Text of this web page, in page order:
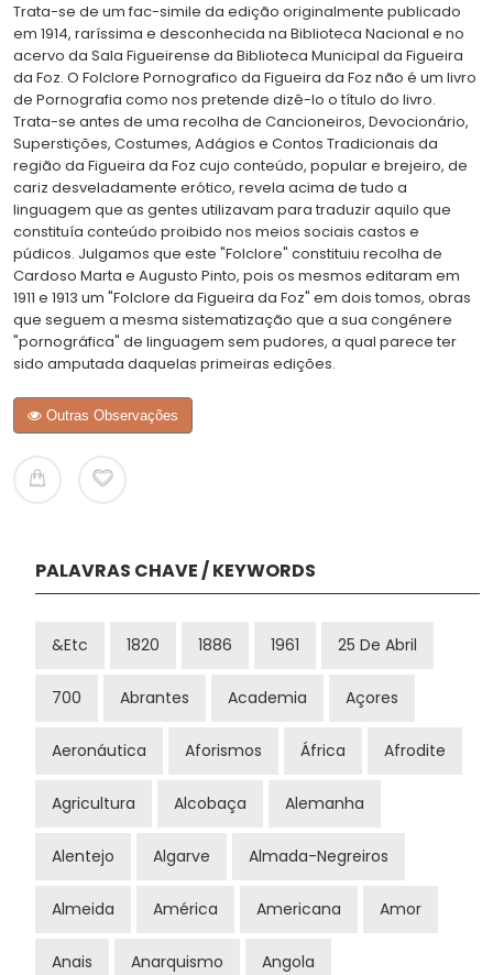
Trata-se de um fac-simile da edição originalmente publicado
em 1914, raríssima e desconhecida na Biblioteca Nacional e no
acervo da Sala Figueirense da Biblioteca Municipal da Figueira
da Foz. O Folclore Pornografico da Figueira da Foz não é um livro
de Pornografia como nos pretende dizê-lo o título do livro.
Trata-se antes de uma recolha de Cancioneiros, Devocionário,
Superstições, Costumes, Adágios e Contos Tradicionais da
região da Figueira da Foz cujo conteúdo, popular e brejeiro, de
cariz desveladamente erótico, revela acima de tudo a
linguagem que as gentes utilizavam para traduzir aquilo que
constituía conteúdo proibido nos meios sociais castos e
púdicos. Julgamos que este "Folclore" constituiu recolha de
Cardoso Marta e Augusto Pinto, pois os mesmos editaram em
1911 e 1913 um "Folclore da Figueira da Foz" em dois tomos, obras
que seguem a mesma sistematização que a sua congénere
"pornográfica" de linguagem sem pudores, a qual parece ter
sido amputada daquelas primeiras edições.
Outras Observações
PALAVRAS CHAVE / KEYWORDS
&etc 1820 1886 1961 25 De Abril
700 Abrantes Academia Açores
Aeronáutica Aforismos África Afrodite
Agricultura Alcobaça Alemanha
Alentejo Algarve Almada-Negreiros
Almeida América Americana Amor
Anais Anarquismo Angola